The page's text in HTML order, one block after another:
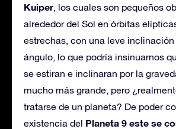
Kuiper, los cuales son pequeños
alrededor del Sol en órbitas
estrechas, con una leve
ángulo, lo que podría insinuarnos
se estiran e inclinaran por la
mucho más grande, pero
tratarse de un planeta? De poder
existencia del Planeta 9 este se